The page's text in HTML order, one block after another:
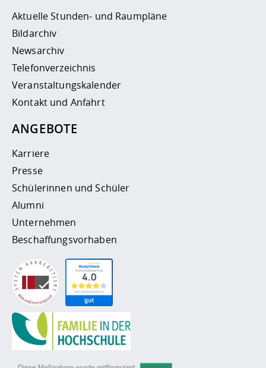
Aktuelle Stunden- und Raumpläne
Bildarchiv
Newsarchiv
Telefonverzeichnis
Veranstaltungskalender
Kontakt und Anfahrt
ANGEBOTE
Karriere
Presse
Schülerinnen und Schüler
Alumni
Unternehmen
Beschaffungsvorhaben